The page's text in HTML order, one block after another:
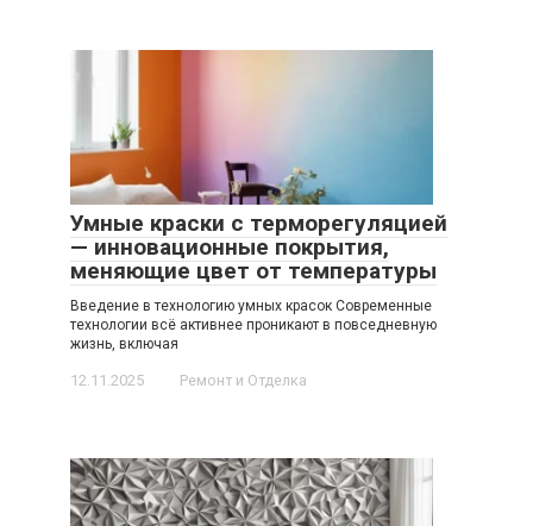
Умные краски с терморегуляцией
— инновационные покрытия,
меняющие цвет от температуры
Введение в технологию умных красок Современные
технологии всё активнее проникают в повседневную
жизнь, включая
12.11.2025 Ремонт и Отделка